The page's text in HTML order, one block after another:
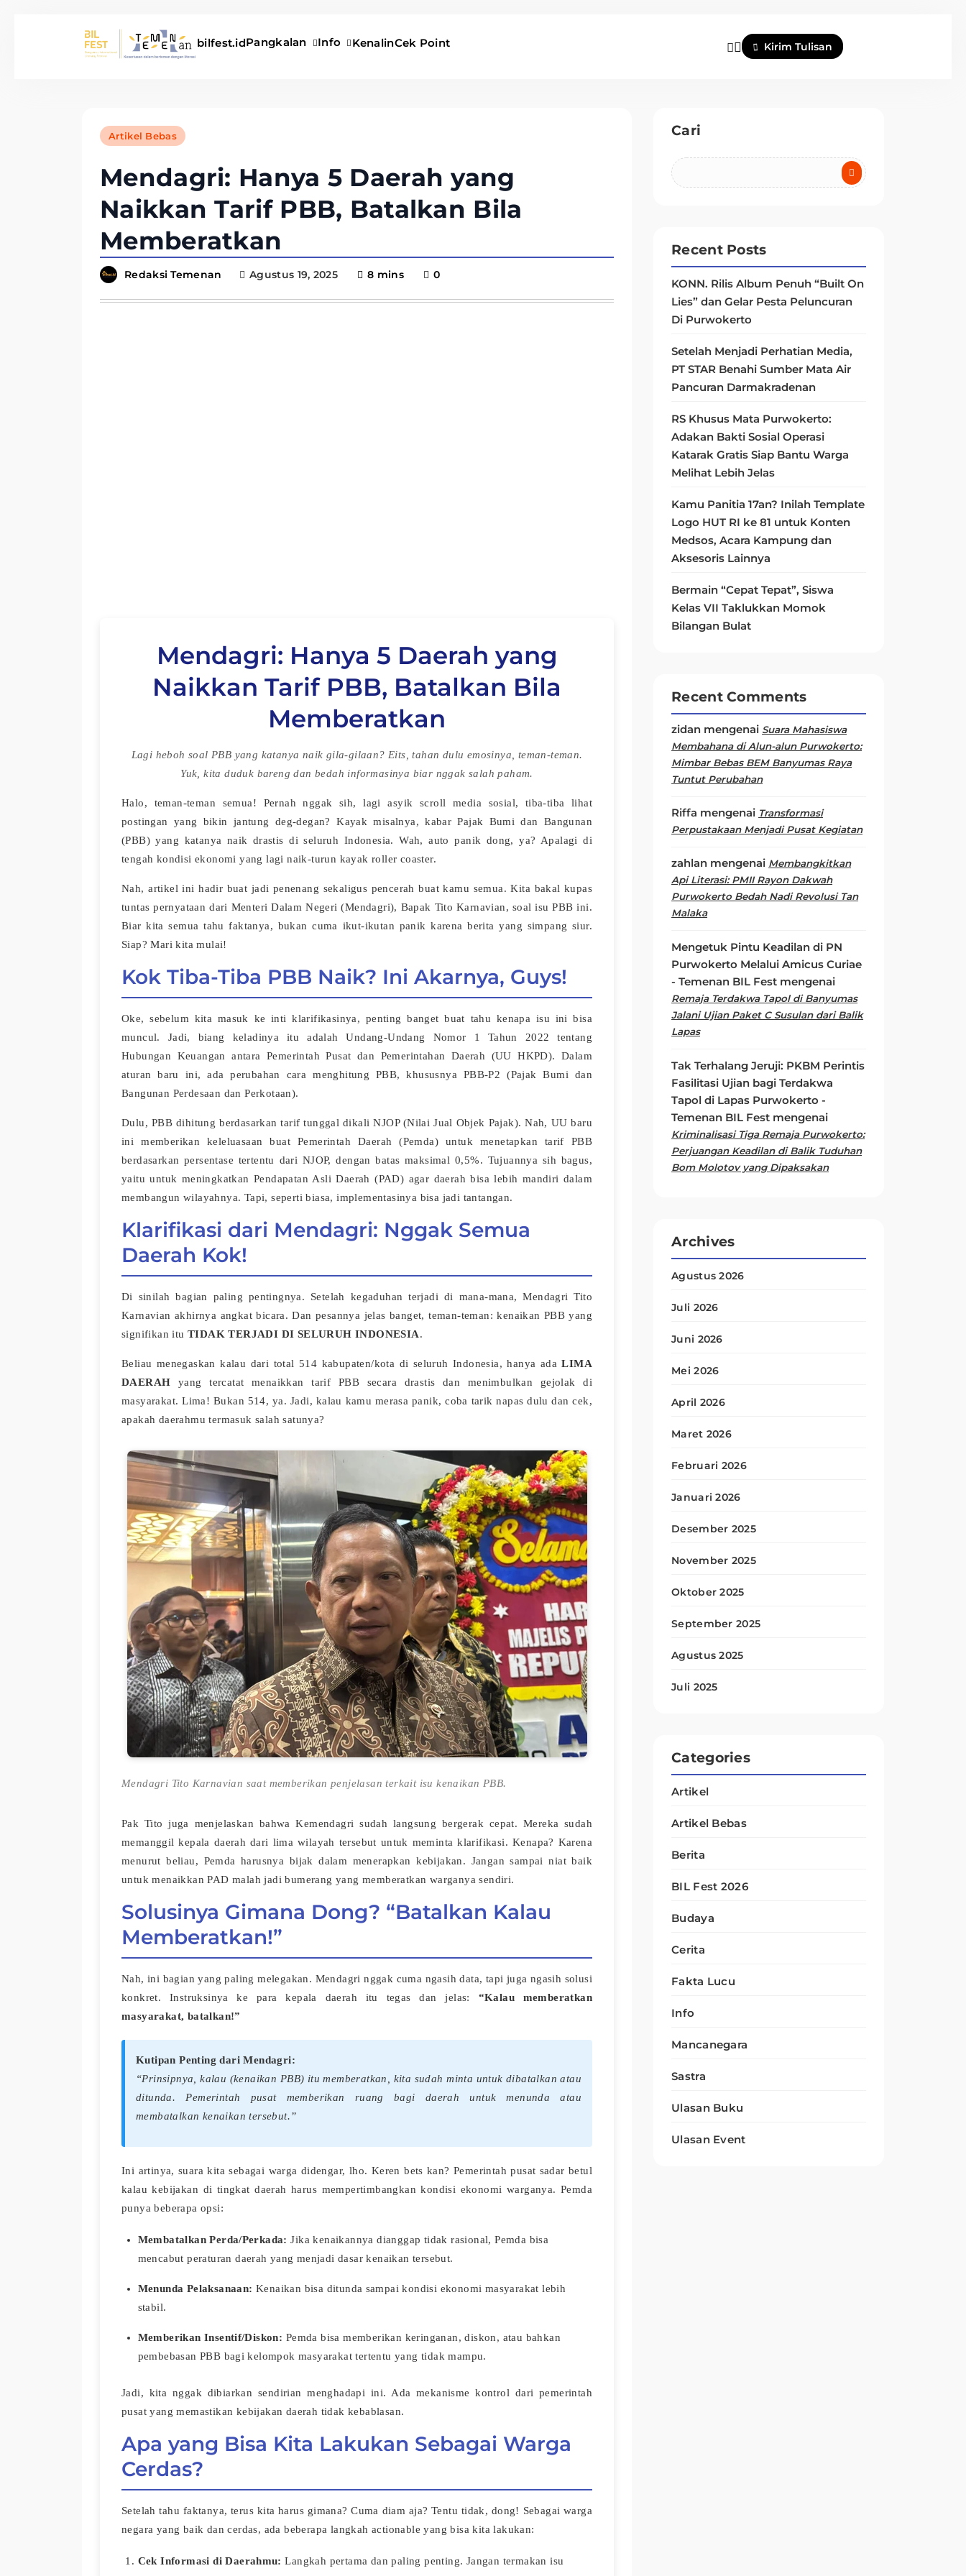
bilfest.idPangkalan Info KenalinCek Point Kirim Tulisan
Artikel Bebas
Mendagri: Hanya 5 Daerah yang
Naikkan Tarif PBB, Batalkan Bila
Memberatkan
Redaksi Temenan Agustus 19, 2025 8 mins 0
Mendagri: Hanya 5 Daerah yang
Naikkan Tarif PBB, Batalkan Bila
Memberatkan
Lagi heboh soal PBB yang katanya naik gila-gilaan? Eits, tahan dulu emosinya, teman-teman.
Yuk, kita duduk bareng dan bedah informasinya biar nggak salah paham.
Halo, teman-teman semua! Pernah nggak sih, lagi asyik scroll media sosial, tiba-tiba lihat
postingan yang bikin jantung deg-degan? Kayak misalnya, kabar Pajak Bumi dan Bangunan
(PBB) yang katanya naik drastis di seluruh Indonesia. Wah, auto panik dong, ya? Apalagi di
tengah kondisi ekonomi yang lagi naik-turun kayak roller coaster.
Nah, artikel ini hadir buat jadi penenang sekaligus pencerah buat kamu semua. Kita bakal kupas
tuntas pernyataan dari Menteri Dalam Negeri (Mendagri), Bapak Tito Karnavian, soal isu PBB ini.
Biar kita semua tahu faktanya, bukan cuma ikut-ikutan panik karena berita yang simpang siur.
Siap? Mari kita mulai!
Kok Tiba-Tiba PBB Naik? Ini Akarnya, Guys!
Oke, sebelum kita masuk ke inti klarifikasinya, penting banget buat tahu kenapa isu ini bisa
muncul. Jadi, biang keladinya itu adalah Undang-Undang Nomor 1 Tahun 2022 tentang
Hubungan Keuangan antara Pemerintah Pusat dan Pemerintahan Daerah (UU HKPD). Dalam
aturan baru ini, ada perubahan cara menghitung PBB, khususnya PBB-P2 (Pajak Bumi dan
Bangunan Perdesaan dan Perkotaan).
Dulu, PBB dihitung berdasarkan tarif tunggal dikali NJOP (Nilai Jual Objek Pajak). Nah, UU baru
ini memberikan keleluasaan buat Pemerintah Daerah (Pemda) untuk menetapkan tarif PBB
berdasarkan persentase tertentu dari NJOP, dengan batas maksimal 0,5%. Tujuannya sih bagus,
yaitu untuk meningkatkan Pendapatan Asli Daerah (PAD) agar daerah bisa lebih mandiri dalam
membangun wilayahnya. Tapi, seperti biasa, implementasinya bisa jadi tantangan.
Klarifikasi dari Mendagri: Nggak Semua
Daerah Kok!
Di sinilah bagian paling pentingnya. Setelah kegaduhan terjadi di mana-mana, Mendagri Tito
Karnavian akhirnya angkat bicara. Dan pesannya jelas banget, teman-teman: kenaikan PBB yang
signifikan ituTIDAK TERJADI DI SELURUH INDONESIA.
Beliau menegaskan kalau dari total 514 kabupaten/kota di seluruh Indonesia, hanya adaLIMA
DAERAH yang tercatat menaikkan tarif PBB secara drastis dan menimbulkan gejolak di
masyarakat. Lima! Bukan 514, ya. Jadi, kalau kamu merasa panik, coba tarik napas dulu dan cek,
apakah daerahmu termasuk salah satunya?
Mendagri Tito Karnavian saat memberikan penjelasan terkait isu kenaikan PBB.
Pak Tito juga menjelaskan bahwa Kemendagri sudah langsung bergerak cepat. Mereka sudah
memanggil kepala daerah dari lima wilayah tersebut untuk meminta klarifikasi. Kenapa? Karena
menurut beliau, Pemda harusnya bijak dalam menerapkan kebijakan. Jangan sampai niat baik
untuk menaikkan PAD malah jadi bumerang yang memberatkan warganya sendiri.
Solusinya Gimana Dong? “Batalkan Kalau
Memberatkan!”
Nah, ini bagian yang paling melegakan. Mendagri nggak cuma ngasih data, tapi juga ngasih solusi
konkret. Instruksinya ke para kepala daerah itu tegas dan jelas: “Kalau memberatkan
masyarakat, batalkan!”
Kutipan Penting dari Mendagri:
“Prinsipnya, kalau (kenaikan PBB) itu memberatkan, kita sudah minta untuk dibatalkan atau
ditunda. Pemerintah pusat memberikan ruang bagi daerah untuk menunda atau
membatalkan kenaikan tersebut.”
Ini artinya, suara kita sebagai warga didengar, lho. Keren bets kan? Pemerintah pusat sadar betul
kalau kebijakan di tingkat daerah harus mempertimbangkan kondisi ekonomi warganya. Pemda
punya beberapa opsi:
Membatalkan Perda/Perkada: Jika kenaikannya dianggap tidak rasional, Pemda bisa
mencabut peraturan daerah yang menjadi dasar kenaikan tersebut.
Menunda Pelaksanaan: Kenaikan bisa ditunda sampai kondisi ekonomi masyarakat lebih
stabil.
Memberikan Insentif/Diskon: Pemda bisa memberikan keringanan, diskon, atau bahkan
pembebasan PBB bagi kelompok masyarakat tertentu yang tidak mampu.
Jadi, kita nggak dibiarkan sendirian menghadapi ini. Ada mekanisme kontrol dari pemerintah
pusat yang memastikan kebijakan daerah tidak kebablasan.
Apa yang Bisa Kita Lakukan Sebagai Warga
Cerdas?
Setelah tahu faktanya, terus kita harus gimana? Cuma diam aja? Tentu tidak, dong! Sebagai warga
negara yang baik dan cerdas, ada beberapa langkah actionable yang bisa kita lakukan:
Cek Informasi di Daerahmu: Langkah pertama dan paling penting. Jangan termakan isu
Cari
Recent Posts
KONN. Rilis Album Penuh “Built On
Lies” dan Gelar Pesta Peluncuran
Di Purwokerto
Setelah Menjadi Perhatian Media,
PT STAR Benahi Sumber Mata Air
Pancuran Darmakradenan
RS Khusus Mata Purwokerto:
Adakan Bakti Sosial Operasi
Katarak Gratis Siap Bantu Warga
Melihat Lebih Jelas
Kamu Panitia 17an? Inilah Template
Logo HUT RI ke 81 untuk Konten
Medsos, Acara Kampung dan
Aksesoris Lainnya
Bermain “Cepat Tepat”, Siswa
Kelas VII Taklukkan Momok
Bilangan Bulat
Recent Comments
zidan mengenai Suara Mahasiswa
Membahana di Alun-alun Purwokerto:
Mimbar Bebas BEM Banyumas Raya
Tuntut Perubahan
Riffa mengenai Transformasi
Perpustakaan Menjadi Pusat Kegiatan
zahlan mengenai Membangkitkan
Api Literasi: PMII Rayon Dakwah
Purwokerto Bedah Nadi Revolusi Tan
Malaka
Mengetuk Pintu Keadilan di PN
Purwokerto Melalui Amicus Curiae
- Temenan BIL Fest mengenai
Remaja Terdakwa Tapol di Banyumas
Jalani Ujian Paket C Susulan dari Balik
Lapas
Tak Terhalang Jeruji: PKBM Perintis
Fasilitasi Ujian bagi Terdakwa
Tapol di Lapas Purwokerto -
Temenan BIL Fest mengenai
Kriminalisasi Tiga Remaja Purwokerto:
Perjuangan Keadilan di Balik Tuduhan
Bom Molotov yang Dipaksakan
Archives
Agustus 2026
Juli 2026
Juni 2026
Mei 2026
April 2026
Maret 2026
Februari 2026
Januari 2026
Desember 2025
November 2025
Oktober 2025
September 2025
Agustus 2025
Juli 2025
Categories
Artikel
Artikel Bebas
Berita
BIL Fest 2026
Budaya
Cerita
Fakta Lucu
Info
Mancanegara
Sastra
Ulasan Buku
Ulasan Event